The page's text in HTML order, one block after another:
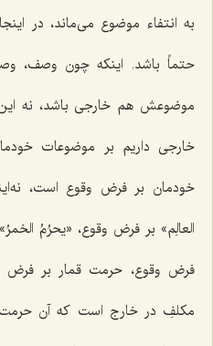
به انتفاء موضوع مى‌ماند، در
حتماً باشد. اینكه چون وصف،
موضوعش هم خارجى باشد، نه
خارجى داریم بر موضوعات
خودمان بر فرض وقوع است،
العالِم» بر فرض وقوع، «یحرُمُ الخمرُ
فرض وقوع، حرمت قمار بر فرض
مكلفِ در خارج است كه آن